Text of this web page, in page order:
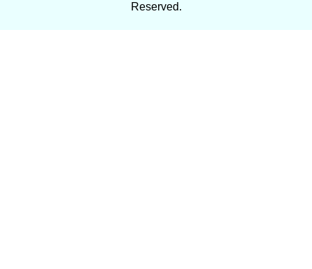
Reserved.